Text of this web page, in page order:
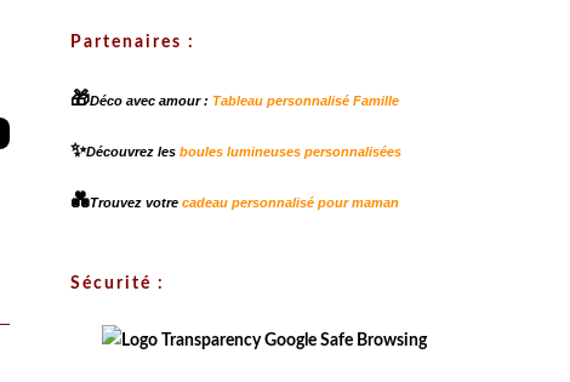
Partenaires :
🎁Déco avec amour : Tableau personnalisé Famille
✨Découvrez les boules lumineuses personnalisées
💑Trouvez votre cadeau personnalisé pour maman
Sécurité :